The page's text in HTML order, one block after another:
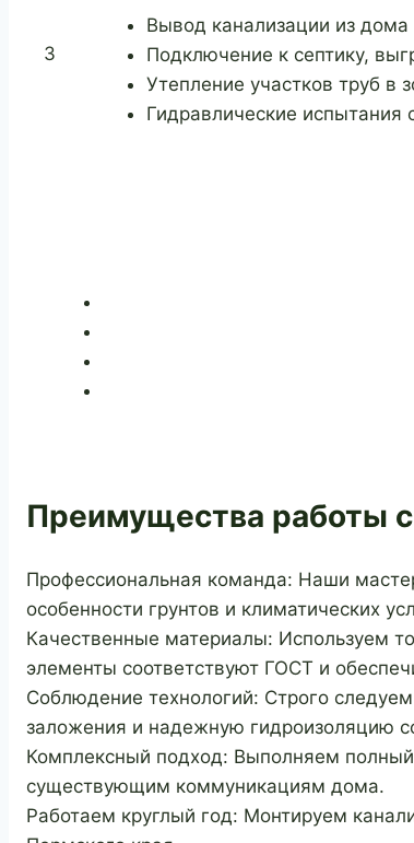
3
Вывод канализации из
Подключение к септику,
Утепление участков труб в
Гидравлические испытания
Преимущества работы
Профессиональная команда: Наши
особенности грунтов и климатических
Качественные материалы: Используем
элементы соответствуют ГОСТ и
Соблюдение технологий: Строго
заложения и надежную гидроизоляцию
Комплексный подход: Выполняем
существующим коммуникациям дома.
Работаем круглый год: Монтируем